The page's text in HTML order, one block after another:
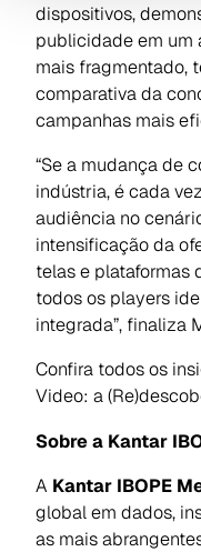
dispositivos,
publicidade em um
mais fragmentado,
comparativa da
campanhas mais
“Se a mudança de
indústria, é cada
audiência no
intensificação da
telas e plataformas
todos os players
integrada”, finaliza
Confira todos os
Video: a
Sobre a Kantar
A Kantar IBOPE
global em dados,
as mais